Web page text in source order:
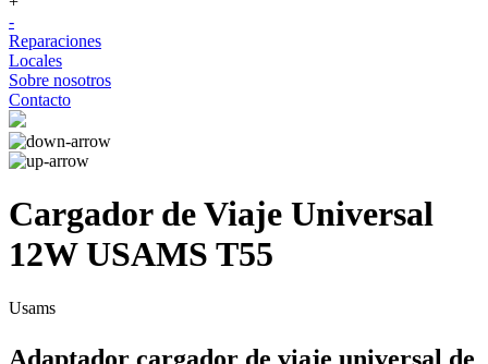
-
Reparaciones
Locales
Sobre nosotros
Contacto
Cargador de Viaje Universal
12W USAMS T55
Usams